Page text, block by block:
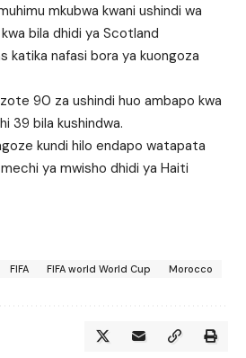
mkubwa kwani ushindi wa
bila dhidi ya Scotland
katika nafasi bora ya kuongoza
90 za ushindi huo ambapo kwa
39 bila kushindwa.
kundi hilo endapo watapata
ya mwisho dhidi ya Haiti
FIFA FIFA world World Cup Morocco